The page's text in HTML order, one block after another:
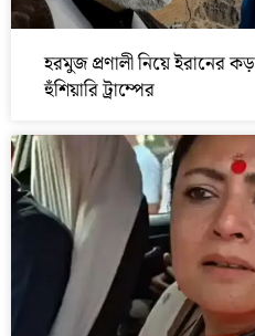
হরমুজ প্রণালী নিয়ে ইরানের
হুঁশিয়ারি ট্রাম্পের